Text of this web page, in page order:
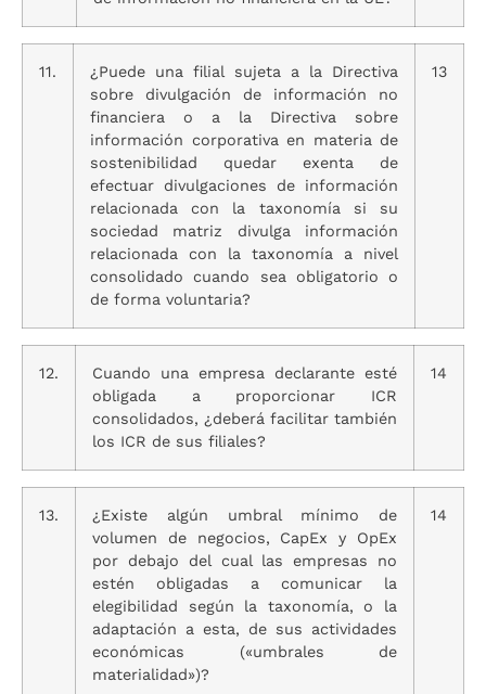
11.
¿Puede una filial sujeta a la Directiva
sobre divulgación de información no
financiera o a la Directiva sobre
información corporativa en materia de
sostenibilidad quedar exenta de
efectuar divulgaciones de información
relacionada con la taxonomía si su
sociedad matriz divulga información
relacionada con la taxonomía a nivel
consolidado cuando sea obligatorio o
de forma voluntaria?
13
12.
Cuando una empresa declarante esté
obligada a proporcionar ICR
consolidados, ¿deberá facilitar también
los ICR de sus filiales?
14
13.
¿Existe algún umbral mínimo de
volumen de negocios, CapEx y OpEx
por debajo del cual las empresas no
estén obligadas a comunicar la
elegibilidad según la taxonomía, o la
adaptación a esta, de sus actividades
económicas («umbrales de
materialidad»)?
14